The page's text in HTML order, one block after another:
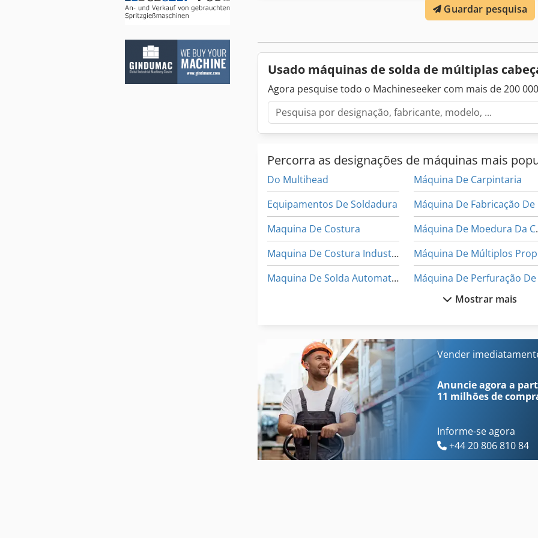
pode ser fixada por botão. • Comprimento máximo do perfil a ser
mínimo do perfil a ser soldado: 340 mm. • Altura máxima do perfil
Sx Eeftsa • Temperatura da chapa de aquecimento pode ser
Fonte de alimentação protege o sistema contra variações
matrizes de solda é fornecido gratuitamente com a máquina. •
trabalho e espera (modelo 2026).
Guardar pesquisa
Usado máquinas de solda de múltiplas
Agora pesquise todo o Machineseeker com mais de 200
Percorra as designações de máquinas mais
Do Multihead
Equipamentos De Soldadura
Maquina De Costura
Maquina De Costura Industrial
Maquina De Solda Automatica
Maquinas De Marcenaria
Maquinas De Usinagem
Máquina De Carpintaria
Máquina De Fabricação De
Máquina De Soldadura
Mostrar mais
Vender
Anuncie agora a
11 milhões de
Informe-se agora
+44 20 806 810 84